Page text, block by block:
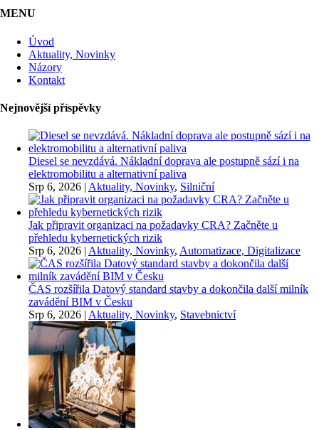
MENU
Úvod
Aktuality, Novinky
Názory
Kontakt
Nejnovější příspěvky
Diesel se nevzdává. Nákladní doprava ale postupně sází i na
elektromobilitu a alternativní paliva
Srp 6, 2026 | Aktuality, Novinky, Silniční
Jak připravit organizaci na požadavky CRA? Začněte u
přehledu kybernetických rizik
Srp 6, 2026 | Aktuality, Novinky, Automatizace, Digitalizace
ČAS rozšířila Datový standard stavby a dokončila další milník
zavádění BIM v Česku
Srp 6, 2026 | Aktuality, Novinky, Stavebnictví